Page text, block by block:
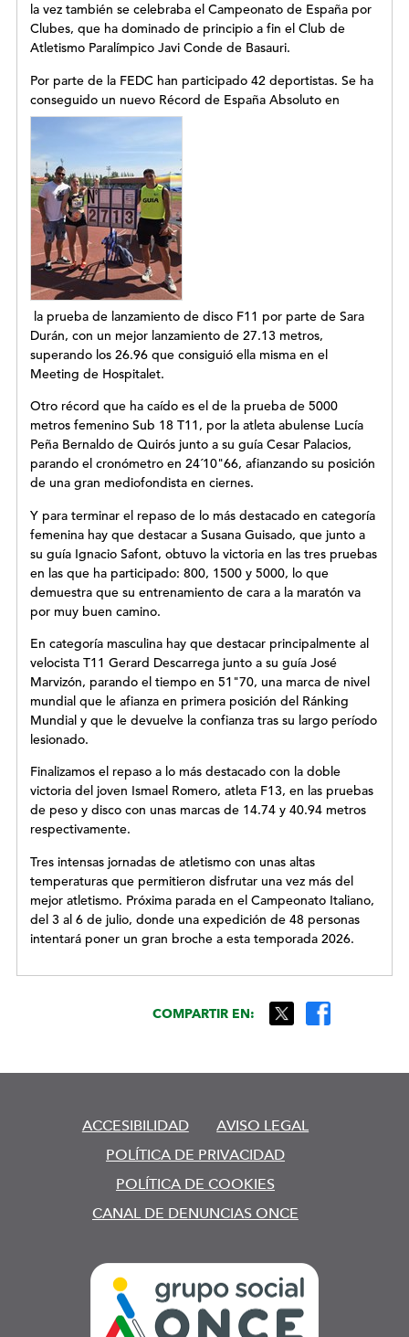
la vez también se celebraba el Campeonato de España por
Clubes, que ha dominado de principio a fin el Club de
Atletismo Paralímpico Javi Conde de Basauri.
Por parte de la FEDC han participado 42 deportistas. Se ha
conseguido un nuevo Récord de España Absoluto en
la prueba de lanzamiento de disco F11 por parte de Sara
Durán, con un mejor lanzamiento de 27.13 metros,
superando los 26.96 que consiguió ella misma en el
Meeting de Hospitalet.
Otro récord que ha caído es el de la prueba de 5000
metros femenino Sub 18 T11, por la atleta abulense Lucía
Peña Bernaldo de Quirós junto a su guía Cesar Palacios,
parando el cronómetro en 24´10"66, afianzando su posición
de una gran mediofondista en ciernes.
Y para terminar el repaso de lo más destacado en categoría
femenina hay que destacar a Susana Guisado, que junto a
su guía Ignacio Safont, obtuvo la victoria en las tres pruebas
en las que ha participado: 800, 1500 y 5000, lo que
demuestra que su entrenamiento de cara a la maratón va
por muy buen camino.
En categoría masculina hay que destacar principalmente al
velocista T11 Gerard Descarrega junto a su guía José
Marvizón, parando el tiempo en 51"70, una marca de nivel
mundial que le afianza en primera posición del Ránking
Mundial y que le devuelve la confianza tras su largo período
lesionado.
Finalizamos el repaso a lo más destacado con la doble
victoria del joven Ismael Romero, atleta F13, en las pruebas
de peso y disco con unas marcas de 14.74 y 40.94 metros
respectivamente.
Tres intensas jornadas de atletismo con unas altas
temperaturas que permitieron disfrutar una vez más del
mejor atletismo. Próxima parada en el Campeonato Italiano,
del 3 al 6 de julio, donde una expedición de 48 personas
intentará poner un gran broche a esta temporada 2026.
COMPARTIR EN:
ACCESIBILIDAD
AVISO LEGAL
POLÍTICA DE PRIVACIDAD
POLÍTICA DE COOKIES
CANAL DE DENUNCIAS ONCE